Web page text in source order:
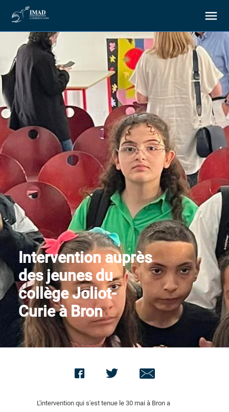
À propos
Nos objectifs
Notre action
Ressources
Nous soutenir
Nous contacter
Intervention auprès
des jeunes du
collège Joliot-
Curie à Bron
L'intervention qui s'est tenue le 30 mai à Bron a